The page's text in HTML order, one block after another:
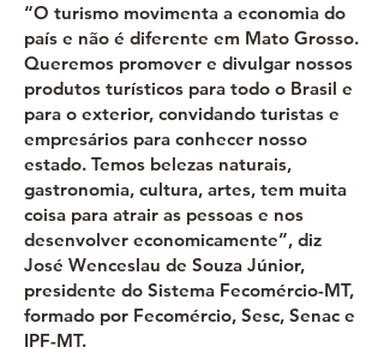
“O turismo movimenta a economia do
país e não é diferente em Mato Grosso.
Queremos promover e divulgar nossos
produtos turísticos para todo o Brasil e
para o exterior, convidando turistas e
empresários para conhecer nosso
estado. Temos belezas naturais,
gastronomia, cultura, artes, tem muita
coisa para atrair as pessoas e nos
desenvolver economicamente”, diz
José Wenceslau de Souza Júnior,
presidente do Sistema Fecomércio-MT,
formado por Fecomércio, Sesc, Senac e
IPF-MT.